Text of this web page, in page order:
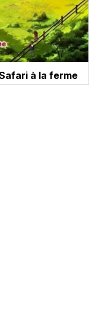
à la ferme